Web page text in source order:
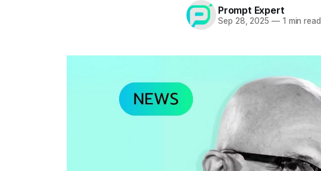
Prompt Expert
Sep 28, 2025 —1 min read